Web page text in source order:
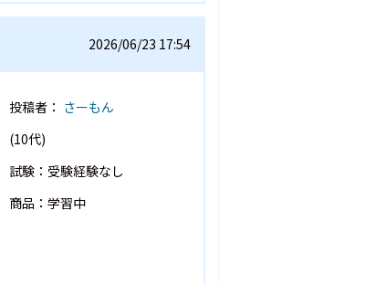
2026/06/23 17:54
投稿者： さーもん
(10代)
試験：受験経験なし
商品：学習中